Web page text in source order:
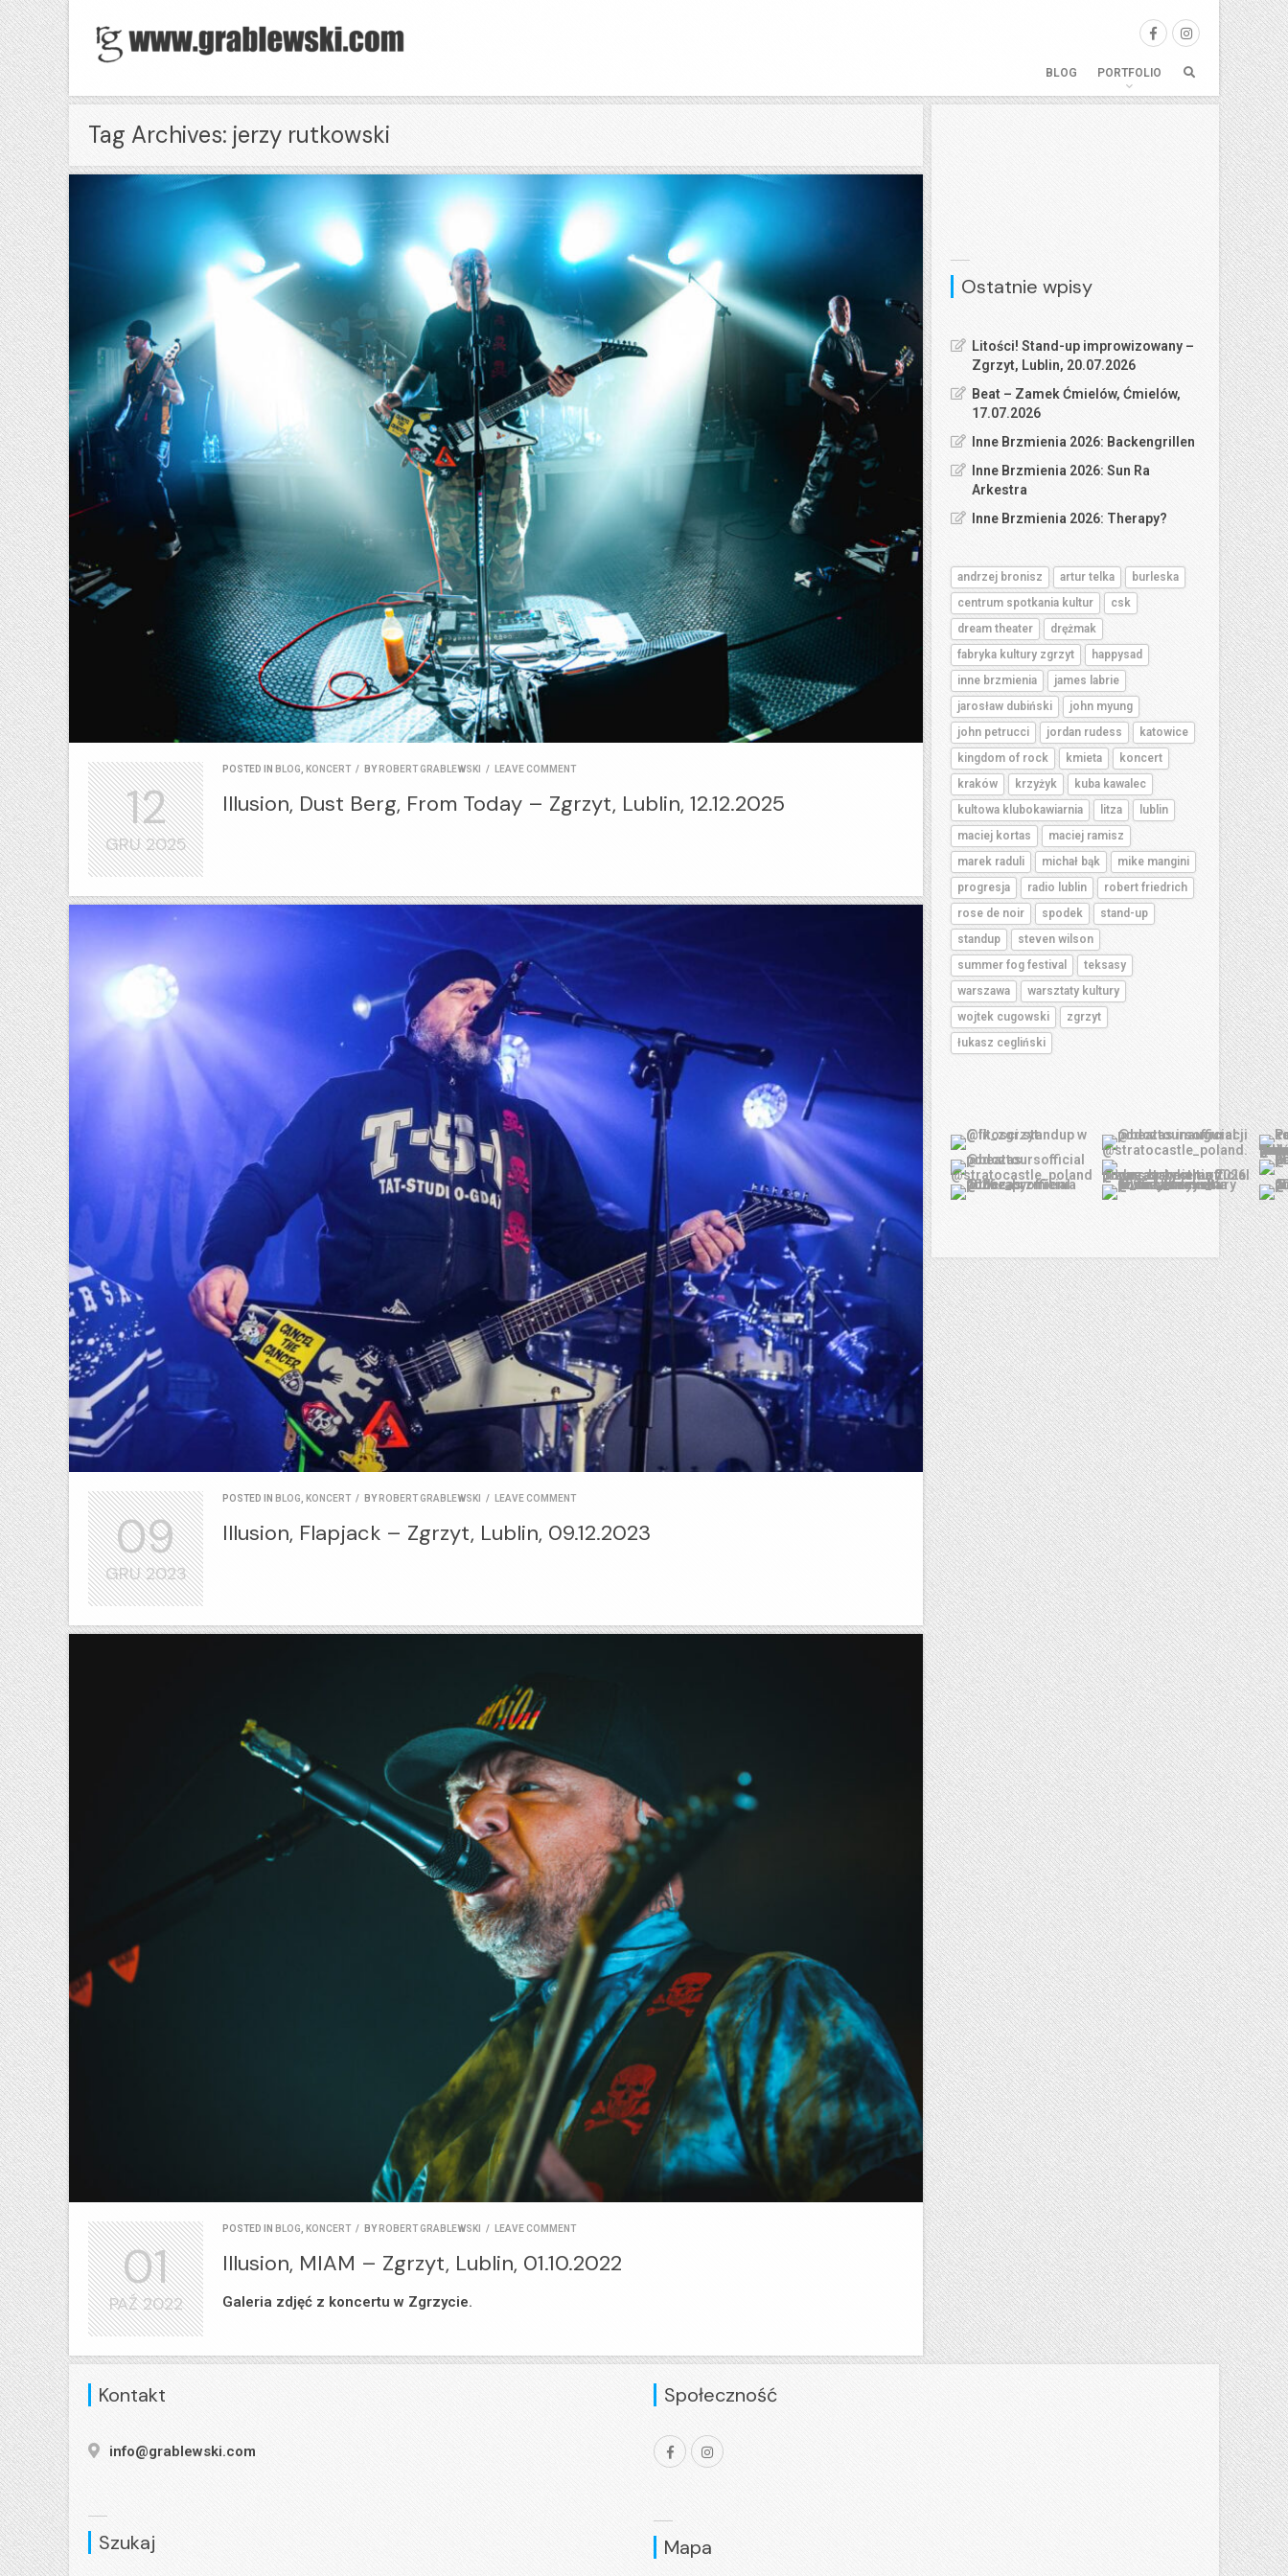
BLOG PORTFOLIO
Tag Archives: jerzy rutkowski
POSTED IN BLOG KONCERT / BY ROBERT GRABLEWSKI / LEAVE COMMENT
Illusion, Dust Berg, From Today – Zgrzyt, Lublin, 12.12.2025
12
GRU2025
POSTED IN BLOG KONCERT / BY ROBERT GRABLEWSKI / LEAVE COMMENT
Illusion, Flapjack – Zgrzyt, Lublin, 09.12.2023
09
GRU2023
POSTED IN BLOG KONCERT / BY ROBERT GRABLEWSKI / LEAVE COMMENT
Illusion, MIAM – Zgrzyt, Lublin, 01.10.2022
Galeria zdjęć z koncertu w Zgrzycie.
01
PAŹ2022
Ostatnie wpisy
Litości! Stand-up improwizowany –
Zgrzyt, Lublin, 20.07.2026
Beat – Zamek Ćmielów, Ćmielów,
17.07.2026
Inne Brzmienia 2026: Backengrillen
Inne Brzmienia 2026: Sun Ra
Arkestra
Inne Brzmienia 2026: Therapy?
andrzej bronisz artur telka
burleska
centrum spotkania kultur
csk
dream theater
drężmak
fabryka kultury zgrzyt
happysad
inne brzmienia
james labrie
jarosław dubiński
john myung
john petrucci
jordan rudess
katowice
kingdom of rock
kmieta
koncert
kraków
krzyżyk
kuba kawalec
kultowa klubokawiarnia
litza
lublin
maciej kortas
maciej ramisz
marek raduli
michał bąk
mike mangini
progresja
radio lublin
robert friedrich
rose de noir
spodek
stand-up
standup
steven wilson
summer fog festival
teksasy
warszawa
warsztaty kultury
wojtek cugowski
zgrzyt
łukasz cegliński
Kontakt
info@grablewski.com
Szukaj
Społeczność
Mapa